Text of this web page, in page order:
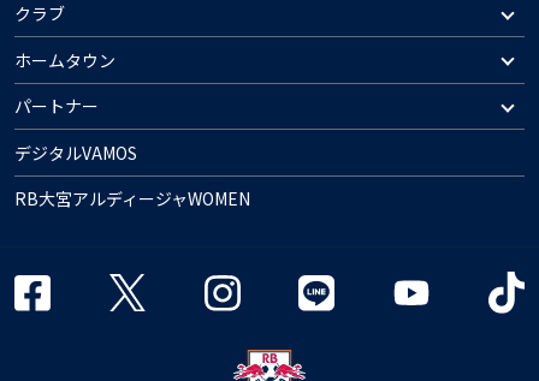
クラブ
ホームタウン
パートナー
デジタルVAMOS
RB大宮アルディージャWOMEN